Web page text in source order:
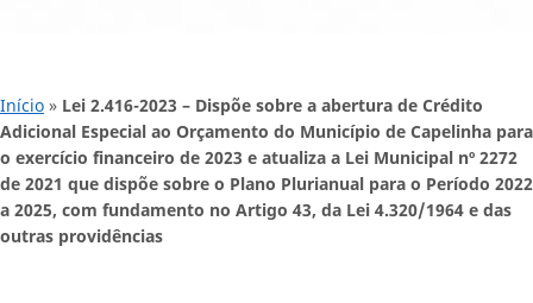
Início » Lei 2.416-2023 – Dispõe sobre a abertura de Crédito
Adicional Especial ao Orçamento do Município de Capelinha para
o exercício financeiro de 2023 e atualiza a Lei Municipal nº 2272
de 2021 que dispõe sobre o Plano Plurianual para o Período 2022
a 2025, com fundamento no Artigo 43, da Lei 4.320/1964 e das
outras providências